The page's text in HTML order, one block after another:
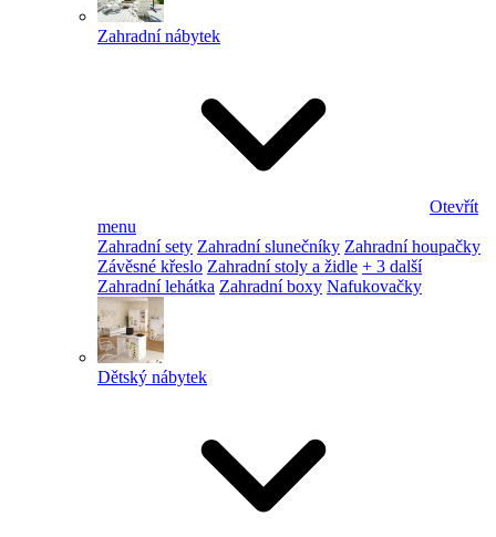
Zahradní nábytek
Otevřít
menu
Zahradní sety Zahradní slunečníky Zahradní houpačky
Závěsné křeslo Zahradní stoly a židle + 3 další
Zahradní lehátka Zahradní boxy Nafukovačky
Dětský nábytek